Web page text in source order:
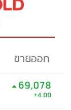
ขายออก
69,078
+4.00